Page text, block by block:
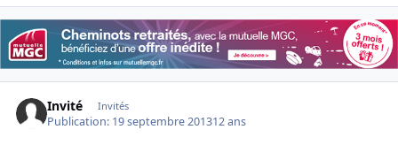
Invité Invités
Publication: 19 septembre 201312 ans